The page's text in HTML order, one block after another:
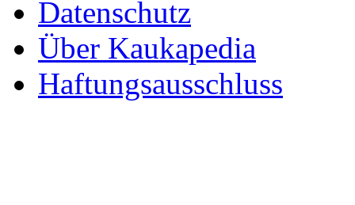
Datenschutz
Über Kaukapedia
Haftungsausschluss